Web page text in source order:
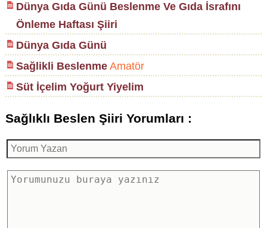
Dünya Gıda Günü Beslenme Ve Gıda İsrafını
Önleme Haftası Şiiri
Dünya Gıda Günü
Sağlikli BeslenmeAmatör
Süt İçelim Yoğurt Yiyelim
Sağlıklı Beslen Şiiri Yorumları :